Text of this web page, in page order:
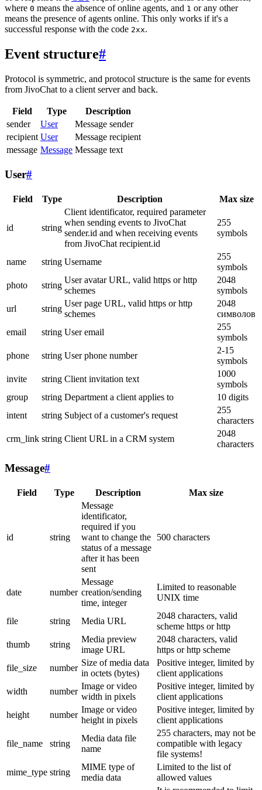
where 0 means the absence of online agents, and 1 or any other
means the presence of agents online. This only works if it's a
successful response with the code 2xx.
Event structure#
Protocol is symmetric, and protocol structure is the same for events
from JivoChat to a client server and back.
Field Type
Description
sender
User
Message sender
recipient User
Message recipient
message Message Message text
User#
Field Type Description Max size
id string
Client identificator, required parameter
when sending events to JivoChat
sender.id and when receiving events
from JivoChat recipient.id
255
symbols
name string Username
255
symbols
photo
string
User avatar URL, valid https or http
schemes
2048
symbols
url
string
User page URL, valid https or http
schemes
2048
символов
email
string User email
255
symbols
phone
string User phone number
2-15
symbols
invite
string Client invitation text
1000
symbols
group
string Department a client applies to
10 digits
intent
string Subject of a customer's request
255
characters
crm_link string Client URL in a CRM system
2048
characters
Message#
Field Type Description Max size
id string
Message
identificator,
required if you
want to change the
status of a message
after it has been
sent
500 characters
date number
Message
creation/sending
time, integer
Limited to reasonable
UNIX time
file string Media URL
2048 characters, valid
scheme https or http
thumb
string
Media preview
image URL
2048 characters, valid
https or http scheme
file_size
number
Size of media data
in octets (bytes)
Positive integer, limited by
client applications
width
number
Image or video
width in pixels
Positive integer, limited by
client applications
height
number
Image or video
height in pixels
Positive integer, limited by
client applications
file_name string
Media data file
name
255 characters, may not be
compatible with legacy
file systems!
mime_type string
MIME type of
media data
Limited to the list of
allowed values